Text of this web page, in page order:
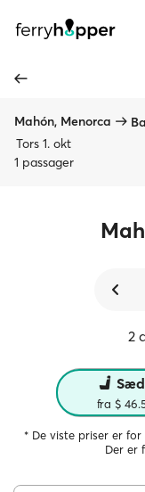
Mahón, Menorca
Tors 1. okt
1 passager
2
fra $
* De viste priser er
Der er